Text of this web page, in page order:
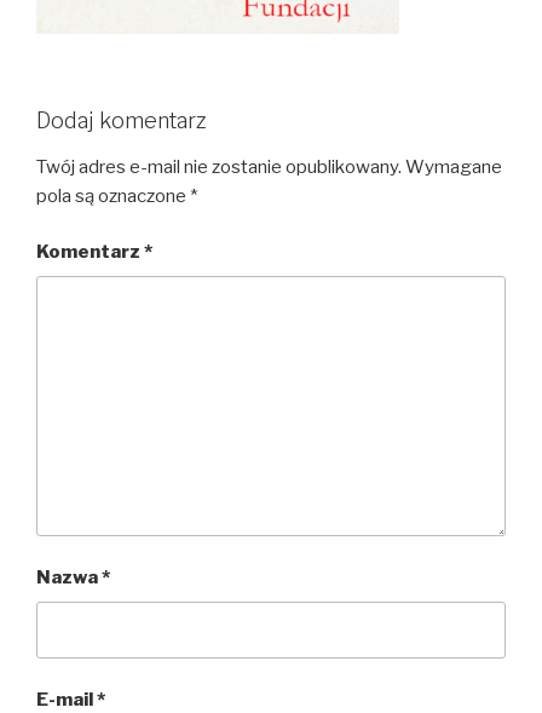
Dodaj komentarz
Twój adres e-mail nie zostanie opublikowany. Wymagane
pola są oznaczone *
Komentarz *
Nazwa*
E-mail*